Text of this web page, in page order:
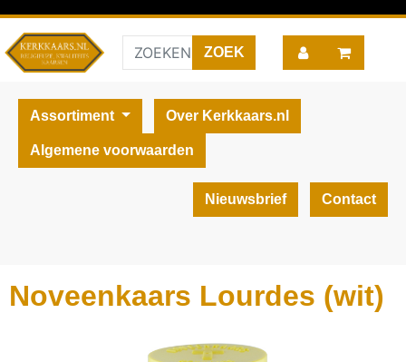
Assortiment Over Kerkkaars.nl
Algemene voorwaarden
Nieuwsbrief Contact
Noveenkaars Lourdes (wit)